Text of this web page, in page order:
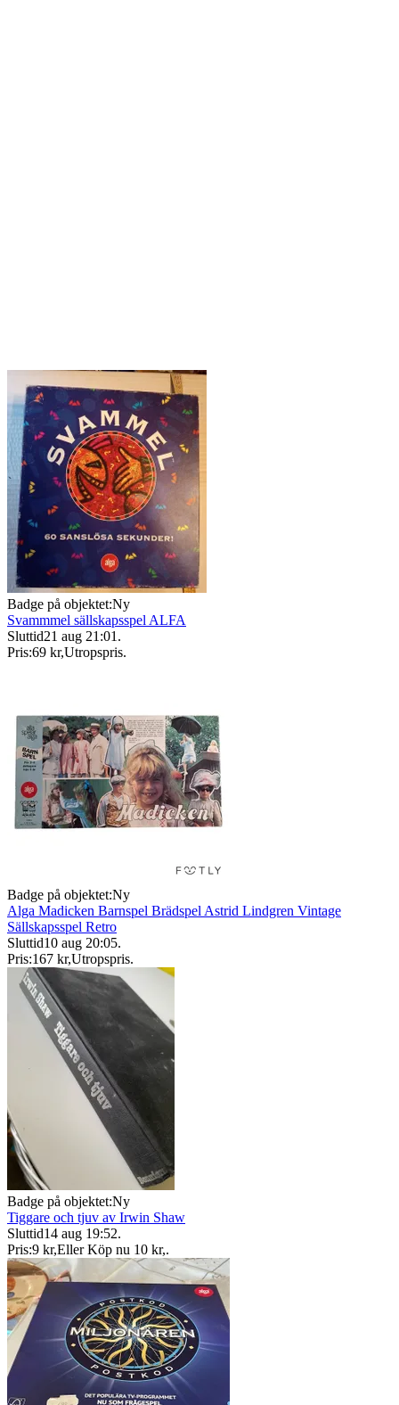
Badge på objektet:Ny
Svammmel sällskapsspel ALFA
Sluttid21 aug 21:01 .
Pris:69 kr,Utropspris.
Badge på objektet:Ny
Alga Madicken Barnspel Brädspel Astrid Lindgren Vintage
Sällskapsspel Retro
Sluttid10 aug 20:05.
Pris:167 kr,Utropspris.
Badge på objektet:Ny
Tiggare och tjuv av Irwin Shaw
Sluttid14 aug 19:52.
Pris:9 kr,Eller Köp nu 10 kr,.